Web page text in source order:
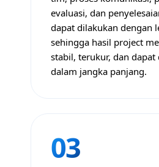
evaluasi, dan
dapat dilakukan dengan
sehingga hasil project
stabil, terukur, dan dapat
dalam jangka panjang.
03